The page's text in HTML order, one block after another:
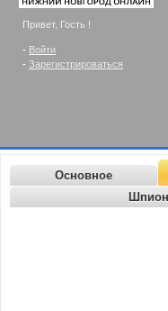
Привет, Гость !
- Войти
- Зарегистрироваться
Основное